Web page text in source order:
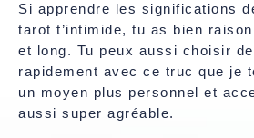
Si apprendre les significations
tarot t’intimide, tu as bien
et long. Tu peux aussi choisir
rapidement avec ce truc que je
un moyen plus personnel et
aussi super agréable.